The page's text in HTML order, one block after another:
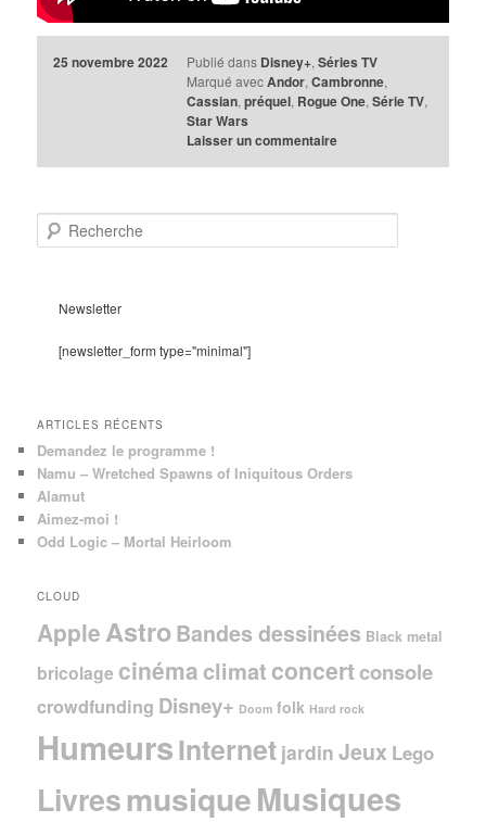
25 novembre 2022 Publié dans Disney+,Séries TV
Marqué avec Andor,Cambronne,
Cassian,préquel, Rogue One,Série TV,
Star Wars
Laisser un commentaire
e
Newsletter
[newsletter_form type="minimal"]
ARTICLES RÉCENTS
Demandez le programme !
Namu – Wretched Spawns of Iniquitous Orders
Alamut
Aimez-moi !
Odd Logic – Mortal Heirloom
CLOUD
Apple AstroBandes dessinées Black metal
bricolage cinéma climat concertconsole
crowdfunding Disney+ Doom folk Hard rock
HumeursInternet jardin Jeux Lego
LivresmusiqueMusiques